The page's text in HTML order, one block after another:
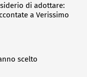
di adottare:
a Verissimo
scelto